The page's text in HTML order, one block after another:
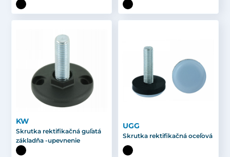
KW
Skrutka rektifikačná guľatá
základňa -upevnenie
UGG
Skrutka rektifikačná oceľová